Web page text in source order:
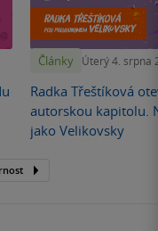
Články Úterý 4. srpna
Radka Třeštíková
autorskou kapitolu.
jako Velikovsky